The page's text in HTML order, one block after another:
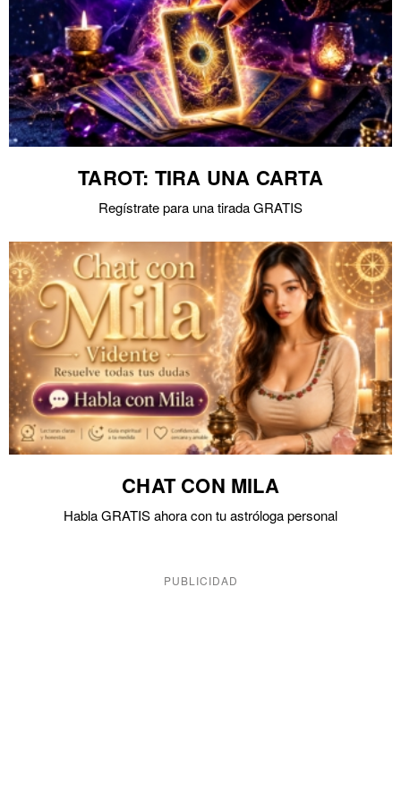
TAROT: TIRA UNA CARTA
Regístrate para una tirada GRATIS
CHAT CON MILA
Habla GRATIS ahora con tu astróloga personal